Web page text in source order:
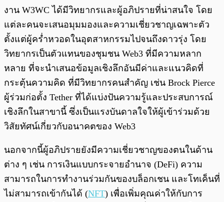
งาน W3WC ได้มีวิทยากรและผู้อภิปรายที่น่าสนใจ โดย
แต่ละคนจะเสนอมุมมองและความเชี่ยวชาญเฉพาะตัว
ตั้งแต่ผู้คร่ำหวอดในอุตสาหกรรมไปจนถึงดาวรุ่ง โดย
วิทยากรเป็นตัวแทนของชุมชน Web3 ที่มีความหลาก
หลาย ที่จะนำเสนอข้อมูลเชิงลึกอันมีค่าและแนวคิดที่
กระตุ้นความคิด ที่มีวิทยากรคนสำคัญ เช่น Brock Pierce
ผู้ร่วมก่อตั้ง Tether ที่ได้แบ่งปันความรู้และประสบการณ์
เชิงลึกในสาขานี้ ซึ่งเป็นแรงบันดาลใจให้ผู้เข้าร่วมด้วย
วิสัยทัศน์เกี่ยวกับอนาคตของ Web3
นอกจากนี้ผู้อภิปรายยังมีความเชี่ยวชาญของตนในด้าน
ต่าง ๆ เช่น การเงินแบบกระจายอำนาจ (DeFi) ความ
สามารถในการทำงานร่วมกันของบล็อกเชน และโทเค็นที่
ไม่สามารถเข้ากันได้ (NFT) เพื่อเพิ่มคุณค่าให้กับการ